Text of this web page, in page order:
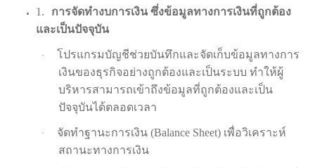
1.
การจัดทำงบการเงิน ซึ่งข้อมูลทางการเงินที่ถูกต้อง
และเป็นปัจจุบัน
·
โปรแกรมบัญชีช่วยบันทึกและจัดเก็บข้อมูลทางการ
เงินของธุรกิจอย่างถูกต้องและเป็นระบบ ทำให้ผู้
บริหารสามารถเข้าถึงข้อมูลที่ถูกต้องและเป็น
ปัจจุบันได้ตลอดเวลา
· จัดทำฐานะการเงิน (Balance Sheet) เพื่อวิเคราะห์
สถานะทางการเงิน